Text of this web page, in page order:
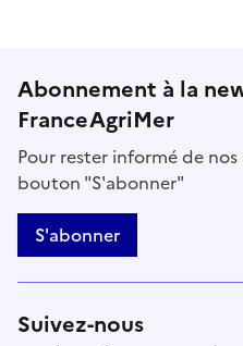
Abonnement à la
FranceAgriMer
Pour rester informé de
bouton "S'abonner"
S'abonner
Suivez-nous